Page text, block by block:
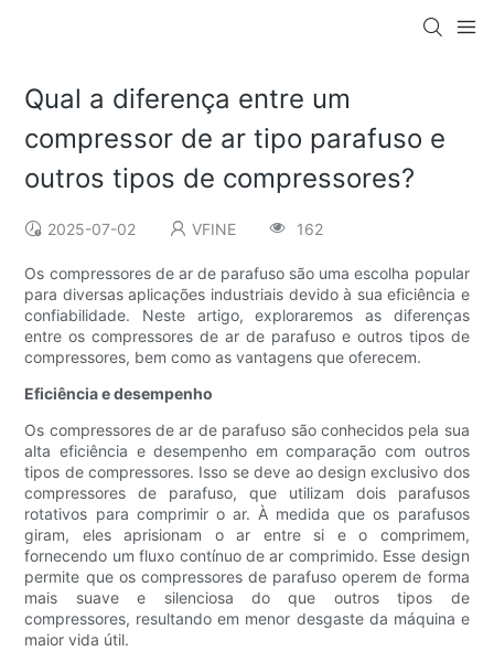
Qual a diferença entre um
compressor de ar tipo parafuso e
outros tipos de compressores?
2025-07-02 VFINE 162
Os compressores de ar de parafuso são uma escolha popular
para diversas aplicações industriais devido à sua eficiência e
confiabilidade. Neste artigo, exploraremos as diferenças
entre os compressores de ar de parafuso e outros tipos de
compressores, bem como as vantagens que oferecem.
Eficiência e desempenho
Os compressores de ar de parafuso são conhecidos pela sua
alta eficiência e desempenho em comparação com outros
tipos de compressores. Isso se deve ao design exclusivo dos
compressores de parafuso, que utilizam dois parafusos
rotativos para comprimir o ar. À medida que os parafusos
giram, eles aprisionam o ar entre si e o comprimem,
fornecendo um fluxo contínuo de ar comprimido. Esse design
permite que os compressores de parafuso operem de forma
mais suave e silenciosa do que outros tipos de
compressores, resultando em menor desgaste da máquina e
maior vida útil.